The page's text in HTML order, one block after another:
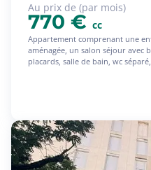
Au prix de (par mois)
770 € cc
Appartement comprenant une
aménagée, un salon séjour avec
placards, salle de bain, wc